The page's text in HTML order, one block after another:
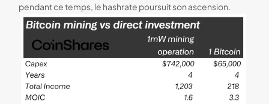
pendant ce temps, le hashrate poursuit son ascension.